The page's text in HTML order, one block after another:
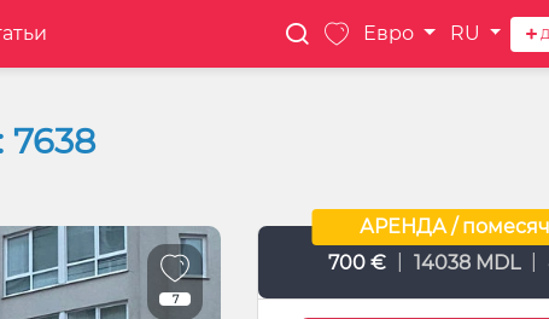
Евро RU
7638
7
АРЕНДА /
700 €
14038 MDL